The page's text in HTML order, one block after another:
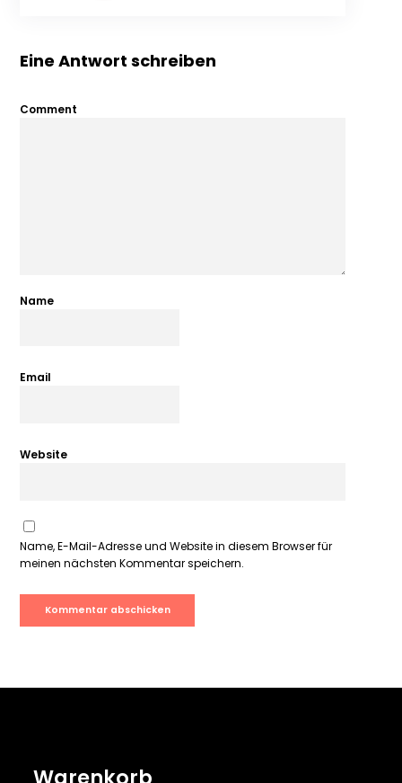
Eine Antwort schreiben
Comment
Name
Email
Website
Name, E-Mail-Adresse und Website in diesem Browser für
meinen nächsten Kommentar speichern.